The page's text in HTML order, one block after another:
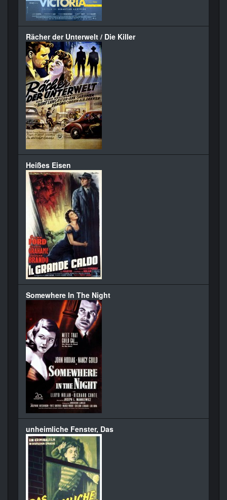
Rächer der Unterwelt / Die Killer
Heißes Eisen
Somewhere In The Night
unheimliche Fenster, Das